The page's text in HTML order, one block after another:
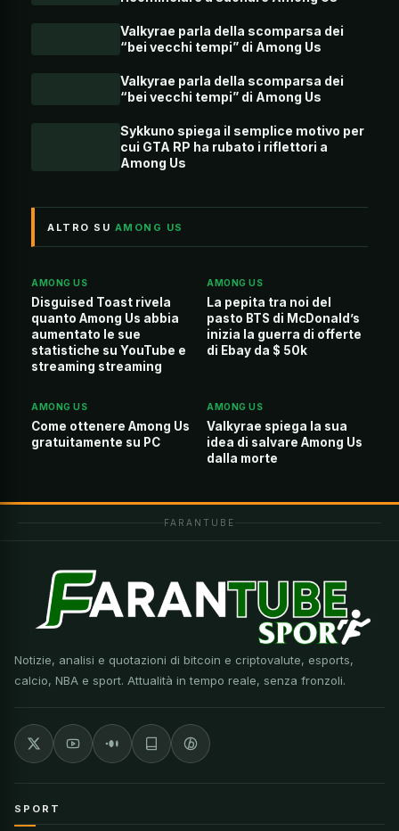
Valkyrae parla della scomparsa dei
“bei vecchi tempi” di Among Us
Valkyrae parla della scomparsa dei
“bei vecchi tempi” di Among Us
Sykkuno spiega il semplice motivo per
cui GTA RP ha rubato i riflettori a
Among Us
ALTRO SU AMONG US
AMONG US
Disguised Toast rivela
quanto Among Us abbia
aumentato le sue
statistiche su YouTube e
streaming streaming
AMONG US
La pepita tra noi del
pasto BTS di McDonald’s
inizia la guerra di offerte
di Ebay da $ 50k
AMONG US
Come ottenere Among Us
gratuitamente su PC
AMONG US
Valkyrae spiega la sua
idea di salvare Among Us
dalla morte
FARANTUBE
Notizie, analisi e quotazioni di bitcoin e criptovalute, esports,
calcio, NBA e sport. Attualità in tempo reale, senza fronzoli.
SPORT